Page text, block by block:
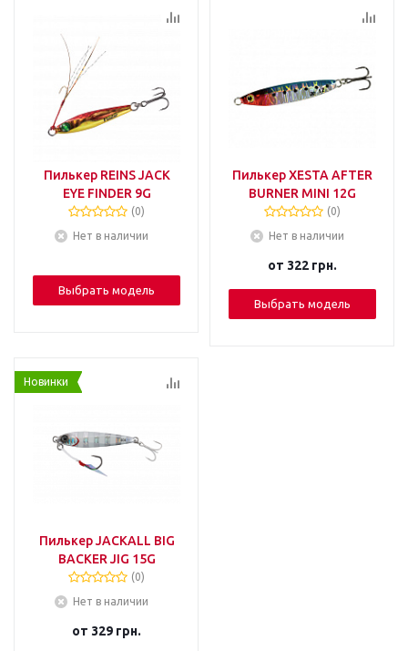
Пилькер REINS JACK
EYE FINDER 9G
(0)
Нет в наличии
Выбрать модель
Пилькер XESTA AFTER
BURNER MINI 12G
(0)
Нет в наличии
от 322 грн.
Выбрать модель
Новинки
Пилькер JACKALL BIG
BACKER JIG 15G
(0)
Нет в наличии
от 329 грн.